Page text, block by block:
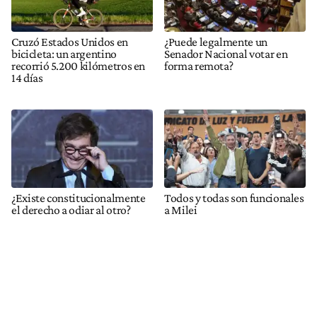
Cruzó Estados Unidos en
bicicleta: un argentino
recorrió 5.200 kilómetros en
14 días
¿Puede legalmente un
Senador Nacional votar en
forma remota?
¿Existe constitucionalmente
el derecho a odiar al otro?
Todos y todas son funcionales
a Milei